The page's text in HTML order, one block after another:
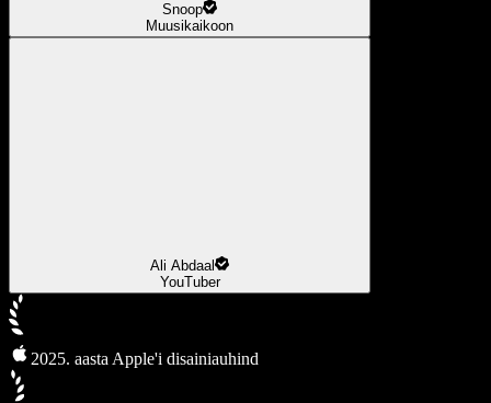
Snoop
Muusikaikoon
Ali Abdaal
YouTuber
2025. aasta Apple'i disainiauhind